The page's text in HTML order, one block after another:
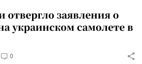
заявления о
украинском самолете в
0